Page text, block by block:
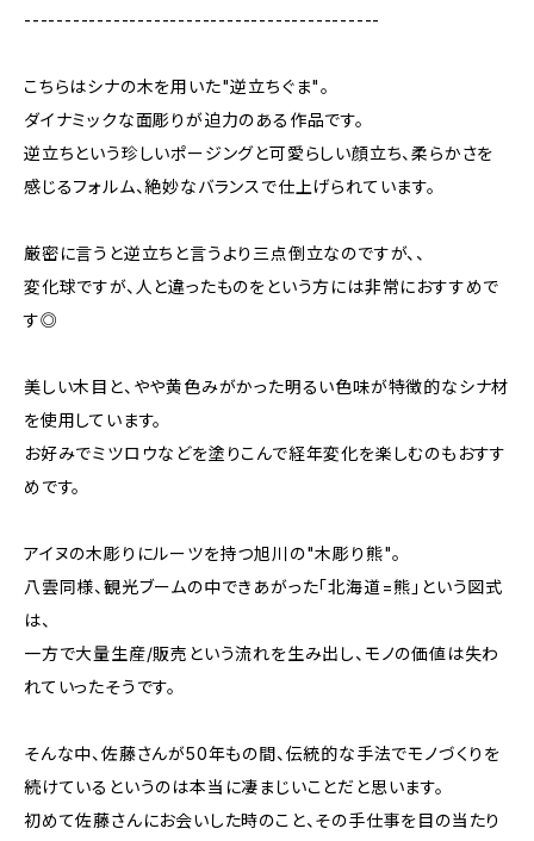
--------------------------------------------
こちらはシナの木を用いた"逆立ちぐま"。
ダイナミックな面彫りが迫力のある作品です。
逆立ちという珍しいポージングと可愛らしい顔立ち、柔らかさを
感じるフォルム、絶妙なバランスで仕上げられています。
厳密に言うと逆立ちと言うより三点倒立なのですが、、
変化球ですが、人と違ったものをという方には非常におすすめで
す◎
美しい木目と、やや黄色みがかった明るい色味が特徴的なシナ材
を使用しています。
お好みでミツロウなどを塗りこんで経年変化を楽しむのもおすす
めです。
アイヌの木彫りにルーツを持つ旭川の"木彫り熊"。
八雲同様、観光ブームの中できあがった「北海道=熊」という図式
は、
一方で大量生産/販売という流れを生み出し、モノの価値は失わ
れていったそうです。
そんな中、佐藤さんが50年もの間、伝統的な手法でモノづくりを
続けているというのは本当に凄まじいことだと思います。
初めて佐藤さんにお会いした時のこと、その手仕事を目の当たり